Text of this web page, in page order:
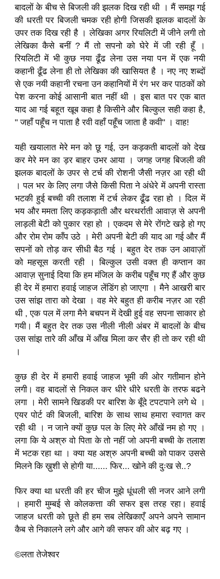
बादलों के बीच से बिजली की झलक दिख रही थी । मैं समझ गई
की धरती पर बिजली चमक रही होगी जिसकी झलक बादलों के
उपर तक दिख रही है । लेखिका अगर रियलिटी में जीने लगी तो
लेखिका कैसे बनीं ? मैं तो सपनो को घेरे में जी रही हूँ ।
रियलिटी में भी कुछ नया ढूँढ लेना उस नया पन में एक नयी
कहानी ढूँढ लेना ही तो लेखिका की खासियत है । नए नए शब्दों
से एक नयी कहानी रचना उन कहानियों में रंग भर कर पाठकों को
पेश करना कोई आसानी बात नहीं थी । इस बात पर एक बात
याद आ गई बहूत खूब कहा है किसीने और बिल्कुल सही कहा है,
" जहाँ पहूँच न पाता है रवी वहाँ पहूँच जाता है कवी" । वाह!
यही खयालात मेरे मन को छू गई, उन कड़कती बादलों को देख
कर मेरे मन का ड़र बाहर उभर आया । जगह जगह बिजली की
झलक बादलों के उपर से टर्च की रोशनी जैसी नज़र आ रही थी
। पल भर के लिए लगा जैसे किसी पिता ने अंधेरे में अपनी रास्ता
भटकी हुई बच्ची की तलाश में टर्च लेकर ढूँढ रहा हो । दिल में
भय और ममता लिए कड़कड़ाती और थरथर्राती आवाज़ से अपनी
लाड़ली बेटी को पुकार रहा हो । एकदम से मेरे रोंगटे खड़े हो गए
और रोम रोम काँप उठे । मेरी अपनी बेटी की याद आ गई और मैं
सपनों को तोड़ कर सीधी बैठ गई । बहुत देर तक उन आवाज़ों
को महसूस करती रही । बिल्कुल उसी वक्त ही कप्तान का
आवाज़ सुनाई दिया कि हम मंजिल के करीब पहूँच गए हैं और कुछ
ही देर में हमारा हवाई जाहज लेंडिंग हो जाएगा । मैने आखरी बार
उस सांझ तारा को देखा । वह मेरे बहुत ही करीब नज़र आ रही
थी , एक पल में लगा मैने बचपन में देखी हुई वह सपना साकार हो
गयी। मैं बहुत देर तक उस नीली नीली अंबर में बादलों के बीच
उस सांझ तारे की आँख में आँख मिला कर सैर ही तो कर रही थी
।
कुछ ही देर में हमारी हवाई जाहज भूमी की ओर गतीमान होने
लगी। वह बादलों से निकल कर धीरे धीरे धरती के तरफ बढने
लगा । मेरी सामने खिडकी पर बारिश के बूँदे टपटपाने लगे थे ।
एयर पोर्ट की बिजली, बारिश के साथ साथ हमारा स्वागत कर
रही थी । न जाने क्यों कुछ पल के लिए मेरे आँखें नम हो गए ।
लगा कि ये अश्रु वो पिता के तो नहीं जो अपनी बच्ची के तलाश
में भटक रहा था । क्या यह अश्रु अपनी बच्ची को पाकर उससे
मिलने कि ख़ुशी से होगी या...... फिर... खोने की दुःख से..?
फिर क्या था धरती की हर चीज मुझे धूंधली सी नजर आने लगी
। हमारी मुम्बई से कोलकत्ता की सफर इस तरह रहा। हवाई
जाहज धरती को छूते ही हम सब लेखिकाएँ अपने अपने सामान
कैब से निकालने लगे और आगे की सफर की ओर बढ़ गए ।
©लता तेजेश्वर